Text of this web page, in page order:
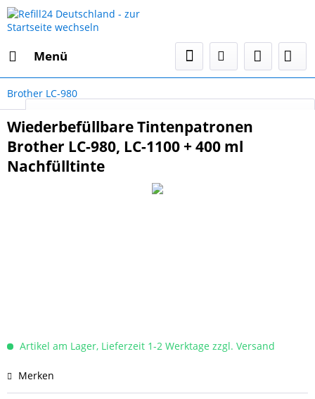
Menü
Brother LC-980
Wiederbefüllbare Tintenpatronen
Brother LC-980, LC-1100 + 400 ml
Nachfülltinte
Artikel am Lager, Lieferzeit 1-2 Werktage zzgl. Versand
Merken